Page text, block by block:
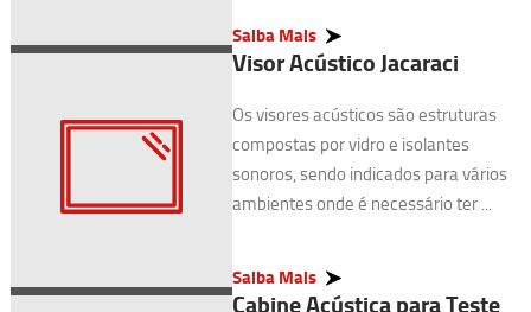
Saiba Mais
Visor Acústico Jacaraci
Os visores acústicos são estruturas
compostas por vidro e isolantes
sonoros, sendo indicados para vários
ambientes onde é necessário ter ...
Saiba Mais
Cabine Acústica para Teste